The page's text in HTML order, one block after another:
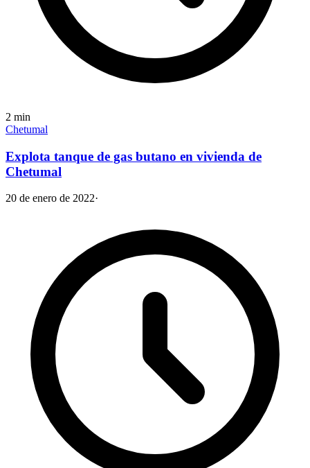
2 min
Chetumal
Explota tanque de gas butano en vivienda de
Chetumal
20 de enero de 2022·